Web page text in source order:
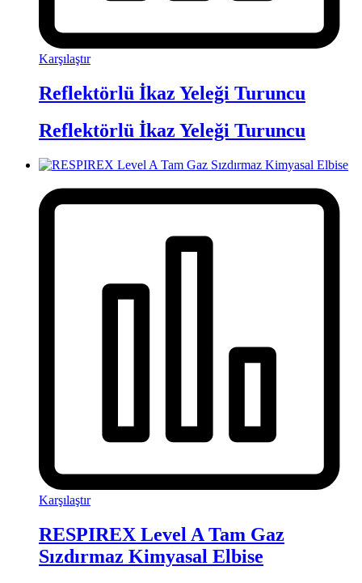
Karşılaştır
Reflektörlü İkaz Yeleği Turuncu
Reflektörlü İkaz Yeleği Turuncu
Karşılaştır
RESPIREX Level A Tam Gaz
Sızdırmaz Kimyasal Elbise